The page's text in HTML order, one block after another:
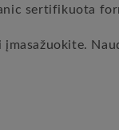
sertifikuota